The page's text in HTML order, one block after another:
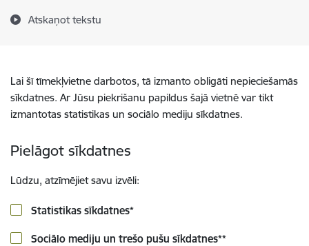
Atskaņot tekstu
Lai šī tīmekļvietne darbotos, tā izmanto obligāti nepieciešamās
sīkdatnes. Ar Jūsu piekrišanu papildus šajā vietnē var tikt
izmantotas statistikas un sociālo mediju sīkdatnes.
Pielāgot sīkdatnes
Lūdzu, atzīmējiet savu izvēli:
Statistikas sīkdatnes*
Sociālo mediju un trešo pušu sīkdatnes**